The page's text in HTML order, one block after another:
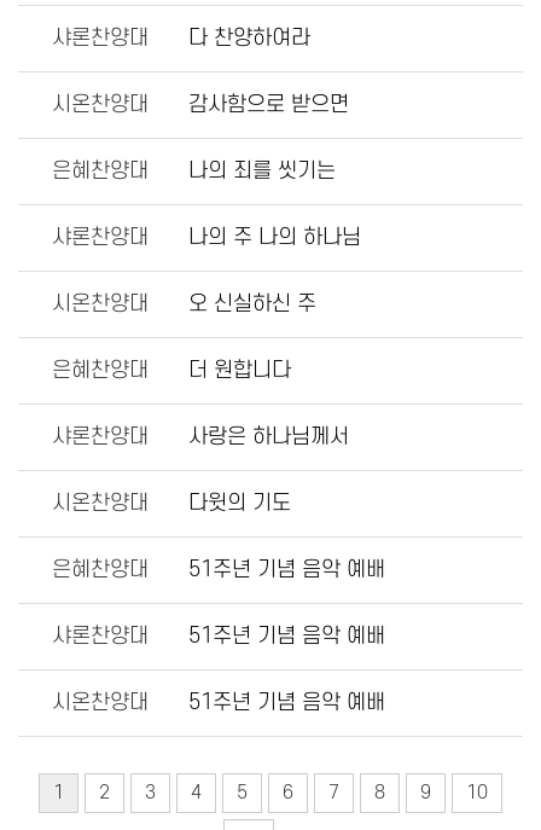
샤론찬양대 다 찬양하여라
시온찬양대 감사함으로 받으면
은혜찬양대 나의 죄를 씻기는
샤론찬양대 나의 주 나의 하나님
시온찬양대 오 신실하신 주
은혜찬양대 더 원합니다
샤론찬양대 사랑은 하나님께서
시온찬양대 다윗의 기도
은혜찬양대 51주년 기념 음악 예배
샤론찬양대 51주년 기념 음악 예배
시온찬양대 51주년 기념 음악 예배
1 2 3 4 5 6 7 8 9 10